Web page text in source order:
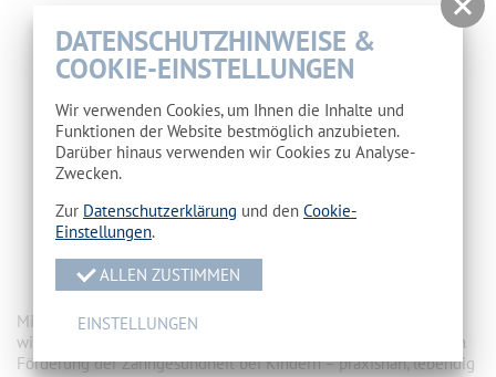
Mit dieser Aktion leisten die angehenden Fachkräfte einen
wichtigen Beitrag zur frühzeitigen Aufklärung und nachhaltigen
Förderung der Zahngesundheit bei Kindern – praxisnah, lebendig
DATENSCHUTZHINWEISE &
COOKIE-EINSTELLUNGEN
Wir verwenden Cookies, um Ihnen die Inhalte und
Funktionen der Website bestmöglich anzubieten.
Darüber hinaus verwenden wir Cookies zu Analyse-
Zwecken.
Zur Datenschutzerklärung und den Cookie-
Einstellungen.
ALLEN ZUSTIMMEN
EINSTELLUNGEN